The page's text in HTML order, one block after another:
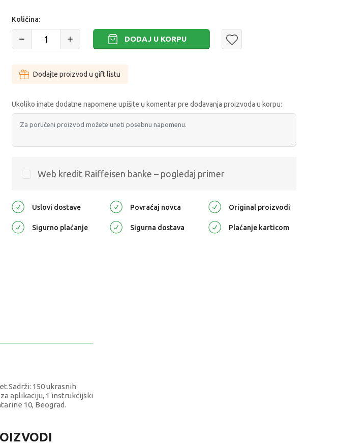
Količina:
DODAJ U KORPU
Dodajte proizvod u gift listu
Ukoliko imate dodatne napomene upišite u komentar pre dodavanja proizvoda u korpu:
Web kredit Raiffeisen banke – pogledaj primer
Uslovi dostave Povraćaj novca Original proizvodi
Sigurno plaćanje Sigurna dostava Plaćanje karticom
150 ukrasnih
aplikaciju, 1 instrukcijski
10, Beograd.